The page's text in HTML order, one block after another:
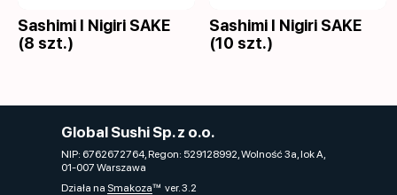
Sashimi I Nigiri SAKE
(8 szt.)
Sashimi I Nigiri SAKE
(10 szt.)
Global Sushi Sp. z o.o.
NIP: 6762672764, Regon: 529128992, Wolność 3a, lok A,
01-007 Warszawa
Działa na Smakozaver. 3.2